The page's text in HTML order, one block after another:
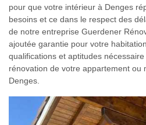
pour que votre intérieur à Denges
besoins et ce dans le respect des
de notre entreprise Guerdener
ajoutée garantie pour votre
qualifications et aptitudes
rénovation de votre appartement ou
Denges.